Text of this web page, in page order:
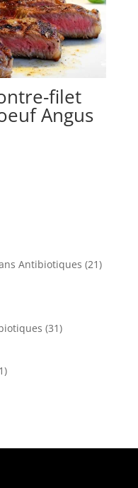
filet
Angus
Antibiotiques (21)
(31)